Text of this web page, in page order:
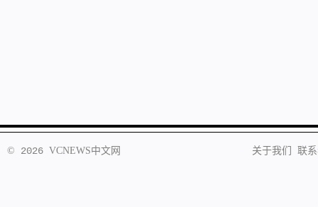
© 2026 VCNEWS中文网 关于我们 联